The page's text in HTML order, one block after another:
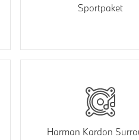
Sportpaket
Harman Kardon